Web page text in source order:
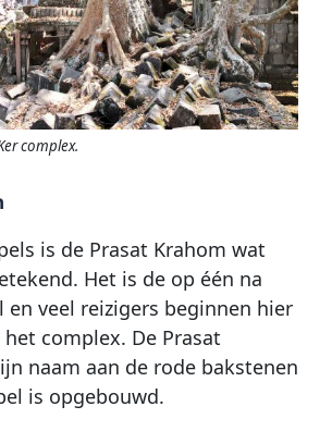
complex.
is de Prasat Krahom wat
Het is de op één na
veel reizigers beginnen hier
complex. De Prasat
naam aan de rode bakstenen
is opgebouwd.